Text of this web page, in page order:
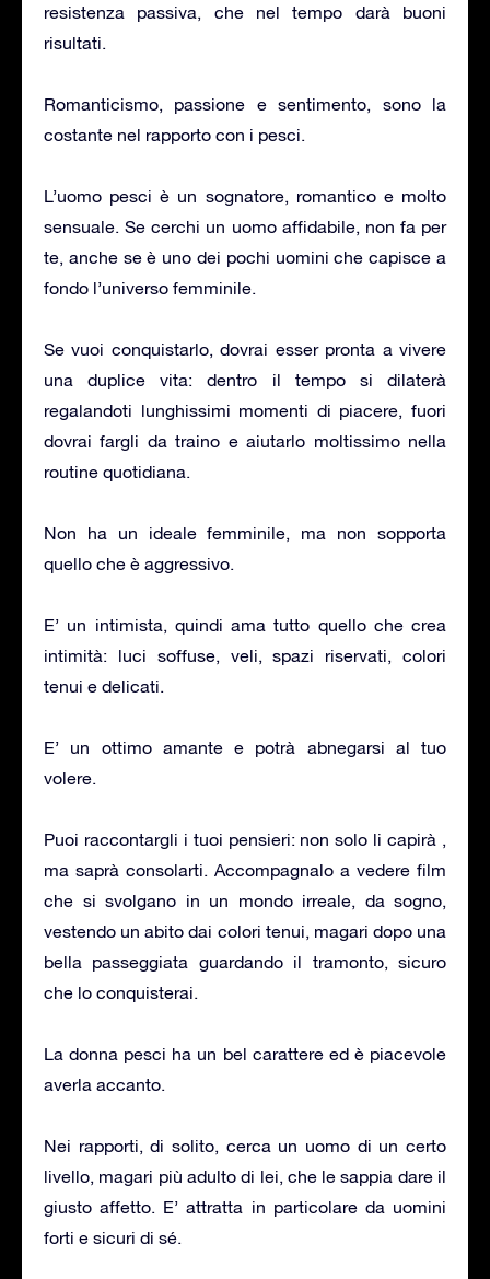
resistenza passiva, che nel tempo darà buoni
risultati.
Romanticismo, passione e sentimento, sono la
costante nel rapporto con i pesci.
L’uomo pesci è un sognatore, romantico e molto
sensuale. Se cerchi un uomo affidabile, non fa per
te, anche se è uno dei pochi uomini che capisce a
fondo l’universo femminile.
Se vuoi conquistarlo, dovrai esser pronta a vivere
una duplice vita: dentro il tempo si dilaterà
regalandoti lunghissimi momenti di piacere, fuori
dovrai fargli da traino e aiutarlo moltissimo nella
routine quotidiana.
Non ha un ideale femminile, ma non sopporta
quello che è aggressivo.
E’ un intimista, quindi ama tutto quello che crea
intimità: luci soffuse, veli, spazi riservati, colori
tenui e delicati.
E’ un ottimo amante e potrà abnegarsi al tuo
volere.
Puoi raccontargli i tuoi pensieri: non solo li capirà ,
ma saprà consolarti. Accompagnalo a vedere film
che si svolgano in un mondo irreale, da sogno,
vestendo un abito dai colori tenui, magari dopo una
bella passeggiata guardando il tramonto, sicuro
che lo conquisterai.
La donna pesci ha un bel carattere ed è piacevole
averla accanto.
Nei rapporti, di solito, cerca un uomo di un certo
livello, magari più adulto di lei, che le sappia dare il
giusto affetto. E’ attratta in particolare da uomini
forti e sicuri di sé.